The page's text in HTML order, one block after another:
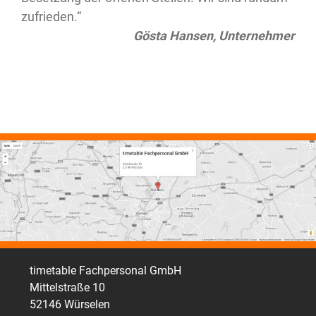
Hartmut Boll, Mechatroniker
zufrieden.“
Gösta Hansen, Unternehmer
Maike Neuhaus, Personalerin
Hartmut Boll, Mechatroniker
zufrieden.“
Gösta Hansen, Unternehmer
timetable Fachpersonal GmbH
Mittelstraße 10
52146 Würselen